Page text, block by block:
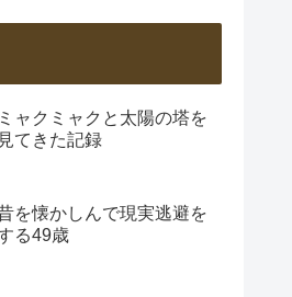
ミャクミャクと太陽の塔を
見てきた記録
を懐かしんで現実逃避を
る49歳